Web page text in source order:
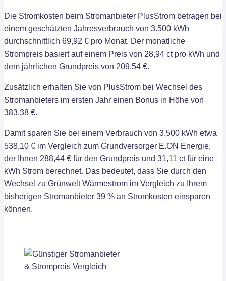
Die Stromkosten beim Stromanbieter PlusStrom betragen bei
einem geschätzten Jahresverbrauch von 3.500 kWh
durchschnittlich 69,92 € pro Monat. Der monatliche
Strompreis basiert auf einem Preis von 28,94 ct pro kWh und
dem jährlichen Grundpreis von 209,54 €.
Zusätzlich erhalten Sie von PlusStrom bei Wechsel des
Stromanbieters im ersten Jahr einen Bonus in Höhe von
383,38 €.
Damit sparen Sie bei einem Verbrauch von 3.500 kWh etwa
538,10 € im Vergleich zum Grundversorger E.ON Energie,
der Ihnen 288,44 € für den Grundpreis und 31,11 ct für eine
kWh Strom berechnet. Das bedeutet, dass Sie durch den
Wechsel zu Grünwelt Wärmestrom im Vergleich zu Ihrem
bisherigen Stromanbieter 39 % an Stromkosten einsparen
können.